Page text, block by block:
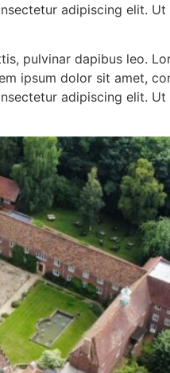
adipiscing elit.
pulvinar dapibus leo.
ipsum dolor sit amet,
adipiscing elit.